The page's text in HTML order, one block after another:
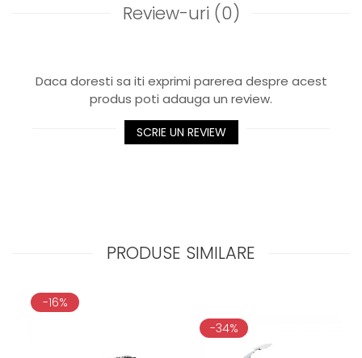
Review-uri (0)
Daca doresti sa iti exprimi parerea despre acest
produs poti adauga un review.
SCRIE UN REVIEW
PRODUSE SIMILARE
-16%
-34%